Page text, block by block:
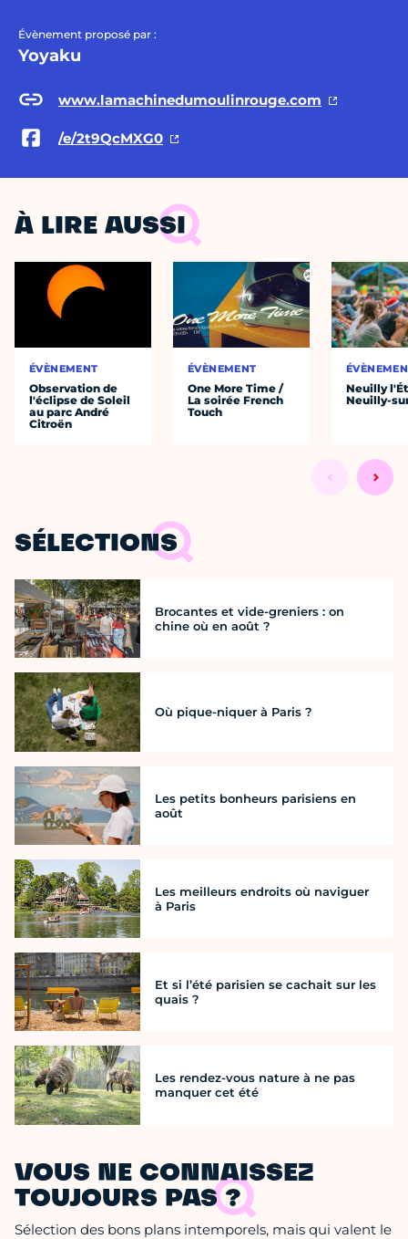
Évènement proposé par :
Yoyaku
www.lamachinedumoulinrouge.com
/e/2t9QcMXG0
À LIRE AUSSI
ÉVÈNEMENT
Observation de
l'éclipse de Soleil
au parc André
Citroën
ÉVÈNEMENT
One More Time /
La soirée French
Touch
Neuilly
Neuilly-
SÉLECTIONS
Brocantes et vide-greniers : on
chine où en août ?
Où pique-niquer à Paris ?
Les petits bonheurs parisiens en
août
Les meilleurs endroits où naviguer
à Paris
Et si l’été parisien se cachait sur les
quais ?
Les rendez-vous nature à ne pas
manquer cet été
VOUS NE CONNAISSEZ
TOUJOURS PAS ?
Sélection des bons plans intemporels, mais qui valent le